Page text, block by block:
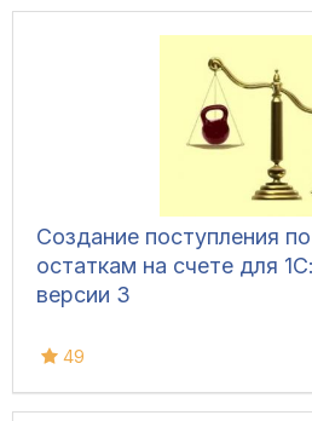
Создание поступления
остаткам на счете для
версии 3
49